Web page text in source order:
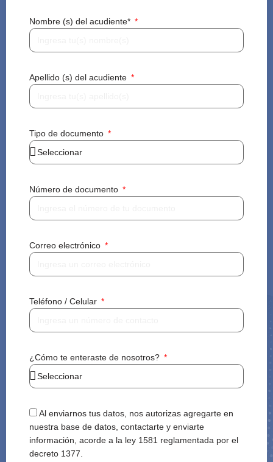
Nombre (s) del acudiente*
Apellido (s) del acudiente
Tipo de documento
Número de documento
Correo electrónico
Teléfono / Celular
¿Cómo te enteraste de nosotros?
Al enviarnos tus datos, nos autorizas agregarte en
nuestra base de datos, contactarte y enviarte
información, acorde a la ley 1581 reglamentada por el
decreto 1377.